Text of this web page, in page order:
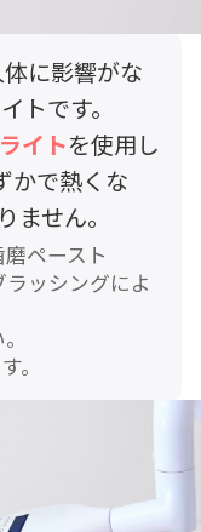
に影響がな
トです。
イトを使用し
かで熱くな
ません。
ペースト
ラッシングによ
。